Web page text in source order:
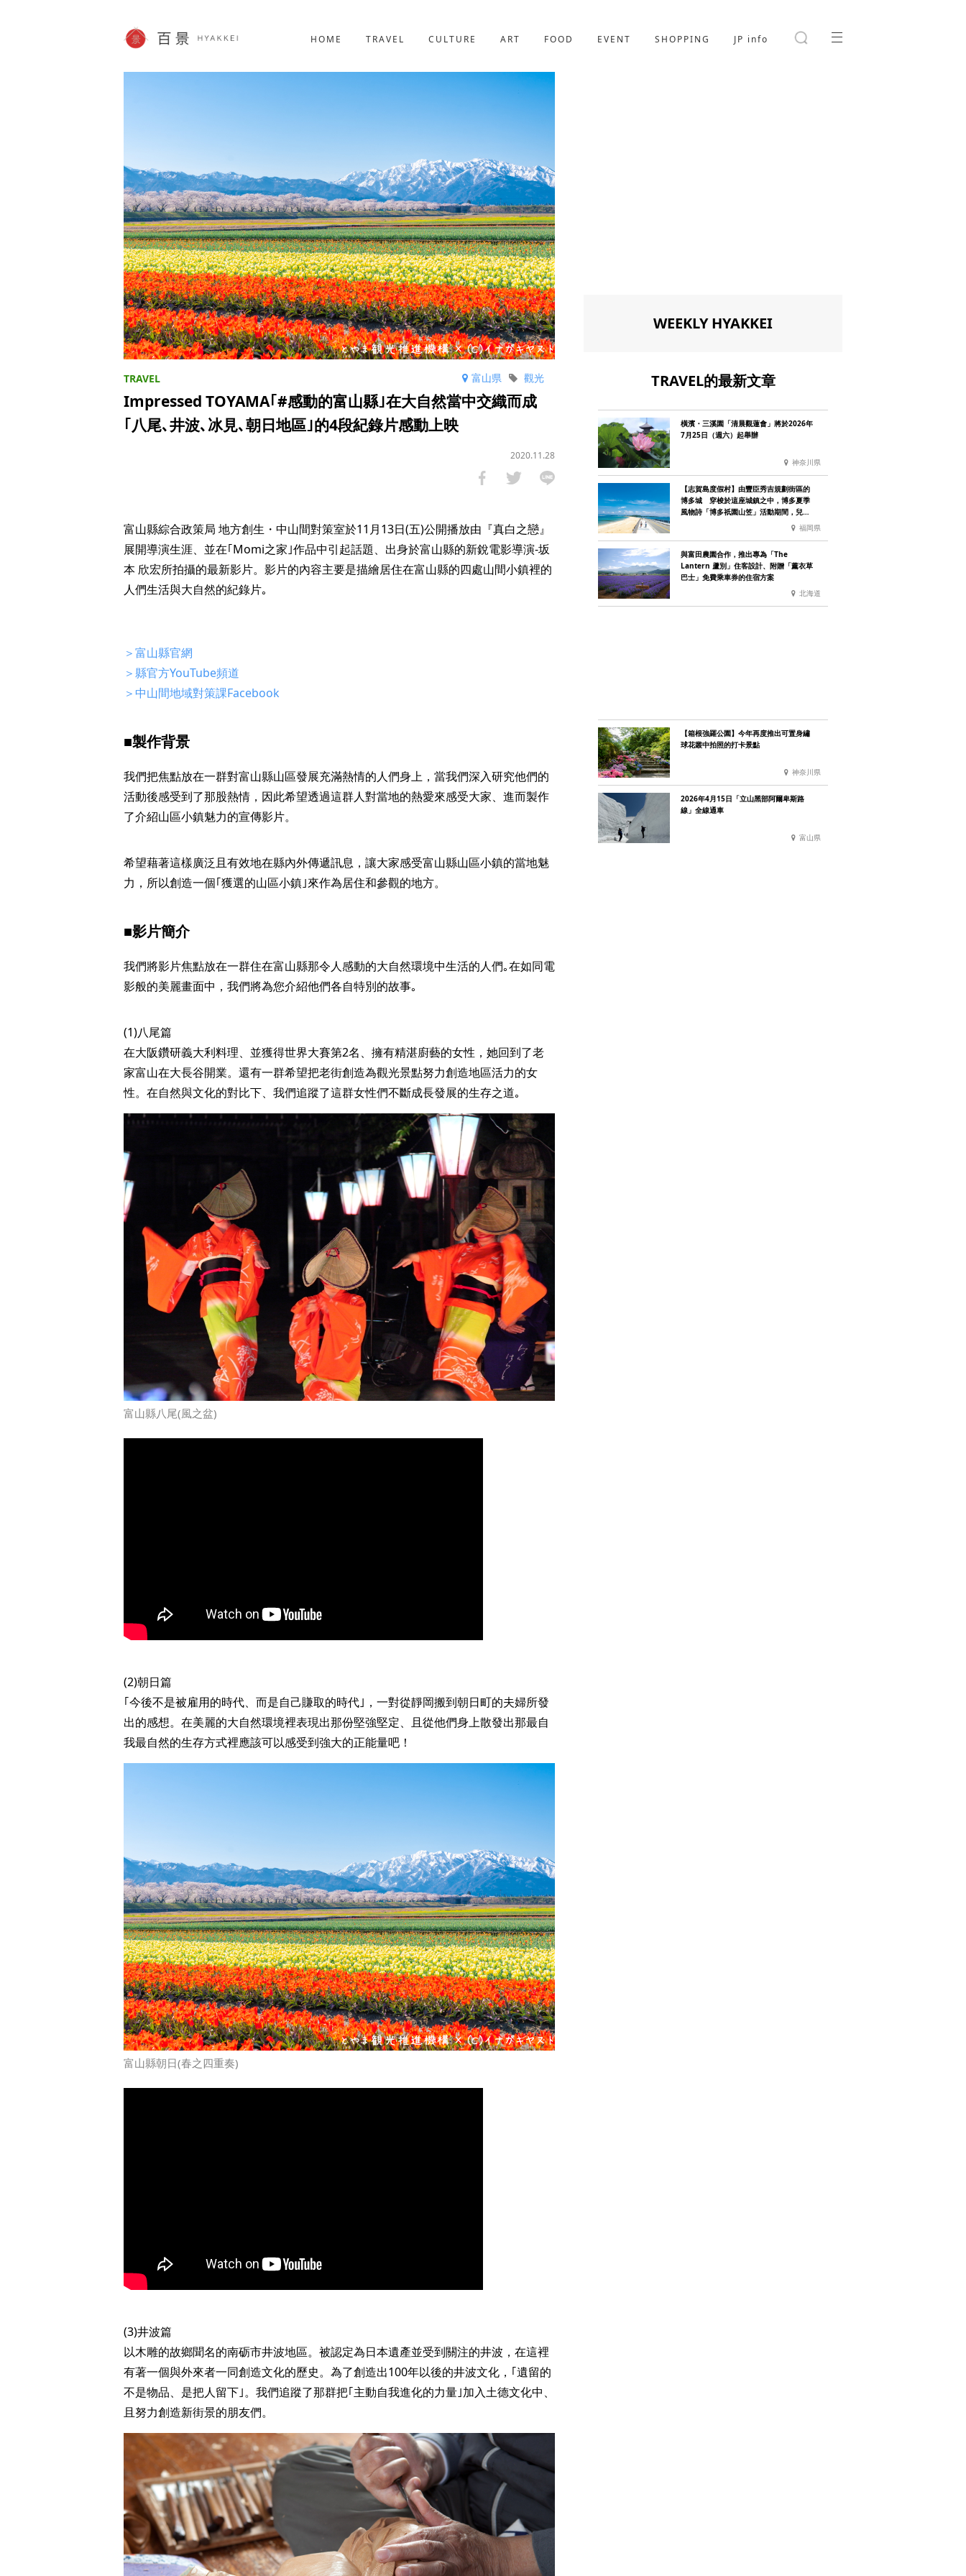
HOME TRAVEL CULTURE ART FOOD EVENT SHOPPING JP info
SHOPPING
JP info
富山県 觀光
Impressed TOYAMA｢#感動的富山縣｣在大自然當中交織而成
｢八尾､井波､冰見､朝日地區｣的4段紀錄片感動上映
2020.11.28
富山縣綜合政策局 地方創生・中山間對策室於11月13日(五)公開播放由『真白之戀』
展開導演生涯、並在｢Momi之家｣作品中引起話題、出身於富山縣的新銳電影導演-坂
本 欣宏所拍攝的最新影片。影片的內容主要是描繪居住在富山縣的四處山間小鎮裡的
人們生活與大自然的紀錄片｡
＞富山縣官網
＞縣官方YouTube頻道
＞中山間地域對策課Facebook
■製作背景
我們把焦點放在一群對富山縣山區發展充滿熱情的人們身上，當我們深入研究他們的
活動後感受到了那股熱情，因此希望透過這群人對當地的熱愛來感受大家、進而製作
了介紹山區小鎮魅力的宣傳影片。
希望藉著這樣廣泛且有效地在縣內外傳遞訊息，讓大家感受富山縣山區小鎮的當地魅
力，所以創造一個｢獲選的山區小鎮｣來作為居住和參觀的地方。
■影片簡介
我們將影片焦點放在一群住在富山縣那令人感動的大自然環境中生活的人們｡在如同電
影般的美麗畫面中，我們將為您介紹他們各自特別的故事｡
(1)八尾篇
在大阪鑽研義大利料理、並獲得世界大賽第2名、擁有精湛廚藝的女性，她回到了老
家富山在大長谷開業。還有一群希望把老街創造為觀光景點努力創造地區活力的女
性。在自然與文化的對比下、我們追蹤了這群女性們不斷成長發展的生存之道｡
富山縣八尾(風之盆)
(2)朝日篇
｢今後不是被雇用的時代、而是自己賺取的時代｣，一對從靜岡搬到朝日町的夫婦所發
出的感想。在美麗的大自然環境裡表現出那份堅強堅定、且從他們身上散發出那最自
我最自然的生存方式裡應該可以感受到強大的正能量吧！
富山縣朝日(春之四重奏)
(3)井波篇
以木雕的故鄉聞名的南砺市井波地區。被認定為日本遺產並受到關注的井波，在這裡
有著一個與外來者一同創造文化的歷史。為了創造出100年以後的井波文化，｢遺留的
不是物品、是把人留下｣。我們追蹤了那群把｢主動自我進化的力量｣加入土德文化中、
且努力創造新街景的朋友們。
WEEKLY HYAKKEI
TRAVEL的最新文章
橫濱・三溪園「清晨觀蓮會」將於2026年
7月25日（週六）起舉辦
神奈川県
【志賀島度假村】由豐臣秀吉規劃街區的
博多城 穿梭於這座城鎮之中，博多夏季
風物詩「博多祇園山笠」活動期間，兒童
福岡県
與富田農園合作，推出專為「The
Lantern 蘆別」住客設計、附贈「薰衣草
巴士」免費乘車券的住宿方案
北海道
【箱根強羅公園】今年再度推出可置身繡
球花叢中拍照的打卡景點
神奈川県
2026年4月15日「立山黑部阿爾卑斯路
線」全線通車
富山県